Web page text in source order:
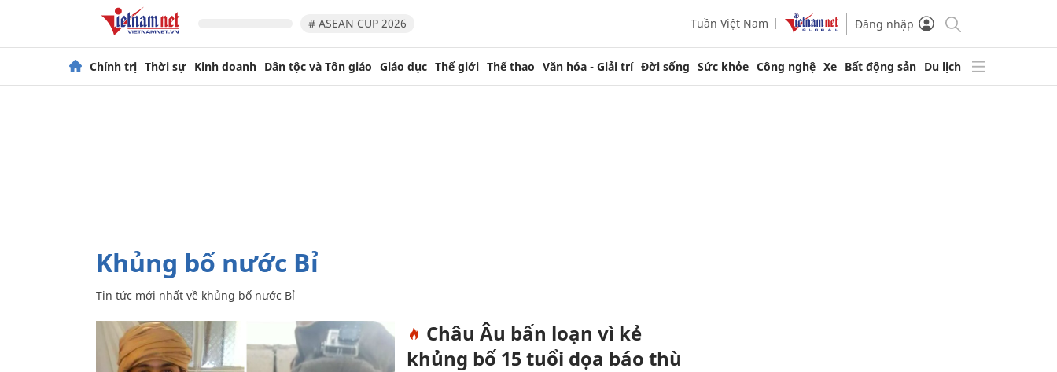
# ASEAN CUP 2026 Tuần Việt Nam Đăng nhập
Chính trị Thời sự Kinh doanh Dân tộc và Tôn giáo Giáo dục Thế giới Thể thao Văn hóa - Giải trí Đời sống Sức khỏe Công nghệ Xe Bất động sản Du lịch
khủng bố nước Bỉ
Tin tức mới nhất về khủng bố nước Bỉ
Châu Âu bấn loạn vì kẻ
khủng bố 15 tuổi dọa báo thù